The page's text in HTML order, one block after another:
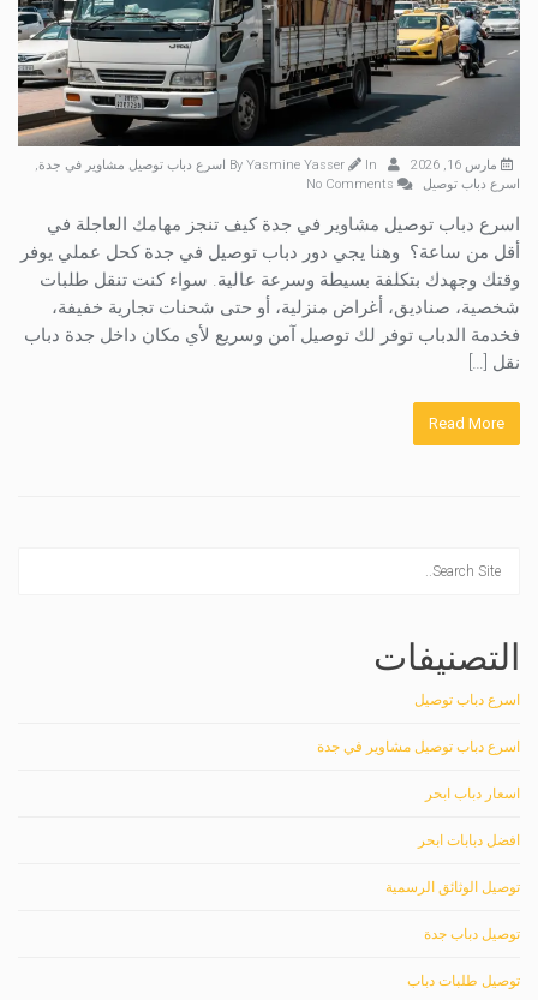
مارس 16, 2026 Yasmine Yasser In اسرع دباب توصيل مشاوير في جدة,
اسرع دباب توصيل
اسرع دباب توصيل مشاوير في جدة كيف تنجز مهامك العاجلة في
أقل من ساعة؟ وهنا يجي دور دباب توصيل في جدة كحل عملي يوفر
وقتك وجهدك بتكلفة بسيطة وسرعة عالية. سواء كنت تنقل طلبات
شخصية، صناديق، أغراض منزلية، أو حتى شحنات تجارية خفيفة،
فخدمة الدباب توفر لك توصيل آمن وسريع لأي مكان داخل جدة دباب
نقل […]
Read More
التصنيفات
اسرع دباب توصيل
اسرع دباب توصيل مشاوير في جدة
اسعار دباب ابحر
افضل دبابات ابحر
توصيل الوثائق الرسمية
توصيل دباب جدة
توصيل طلبات دباب